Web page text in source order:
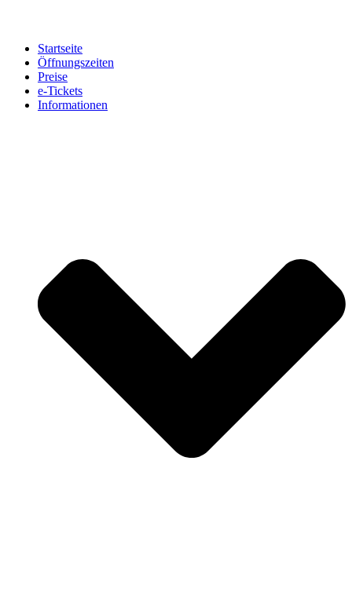
Startseite
Öffnungszeiten
Preise
e-Tickets
Informationen